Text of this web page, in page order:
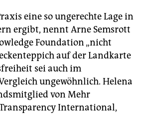
haben Niedersachsen,
Hessen.
eine so ungerechte Lage in
ergibt, nennt Arne Semsrott
Foundation „nicht
auf der Landkarte
sei auch im
ungewöhnlich. Helena
von Mehr
International,